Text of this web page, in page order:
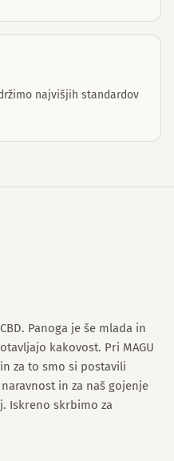
najvišjih standardov
Panoga je še mlada in
kakovost. Pri MAGU
za to smo si postavili
in za naš gojenje
Iskreno skrbimo za